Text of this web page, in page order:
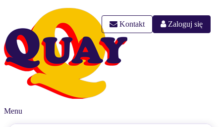
Kontakt Zaloguj się
Menu